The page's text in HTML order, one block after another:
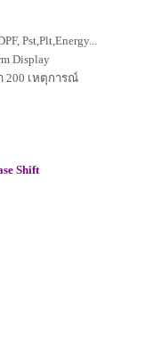
Pst,Plt,Energy...
Display
200 เหตุการณ์
Shift